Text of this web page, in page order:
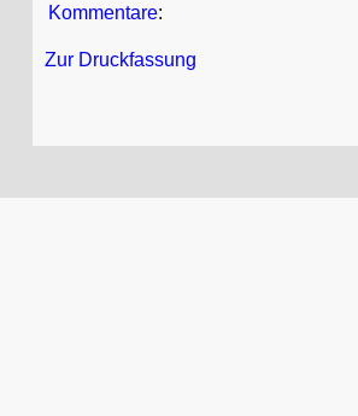
Kommentare:
Zur Druckfassung